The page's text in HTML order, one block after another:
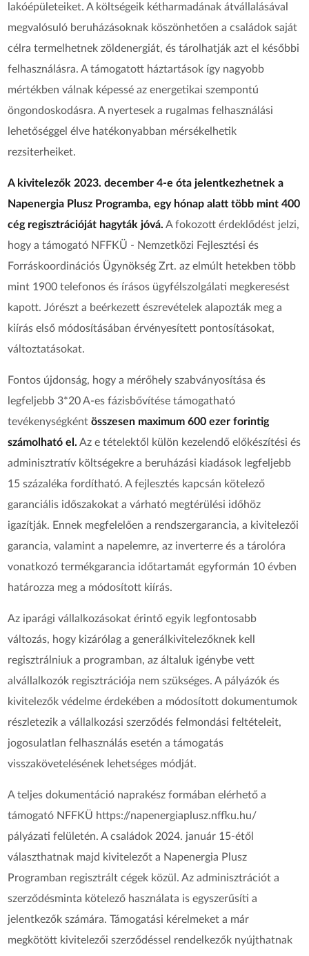
lakóépületeiket. A költségeik kétharmadának átvállalásával
megvalósuló beruházásoknak köszönhetően a családok saját
célra termelhetnek zöldenergiát, és tárolhatják azt el későbbi
felhasználásra. A támogatott háztartások így nagyobb
mértékben válnak képessé az energetikai szempontú
öngondoskodásra. A nyertesek a rugalmas felhasználási
lehetőséggel élve hatékonyabban mérsékelhetik
rezsiterheiket.
A kivitelezők 2023. december 4-e óta jelentkezhetnek a
Napenergia Plusz Programba, egy hónap alatt több mint 400
cég regisztrációját hagyták jóvá. A fokozott érdeklődést jelzi,
hogy a támogató NFFKÜ - Nemzetközi Fejlesztési és
Forráskoordinációs Ügynökség Zrt. az elmúlt hetekben több
mint 1900 telefonos és írásos ügyfélszolgálati megkeresést
kapott. Jórészt a beérkezett észrevételek alapozták meg a
kiírás első módosításában érvényesített pontosításokat,
változtatásokat.
Fontos újdonság, hogy a mérőhely szabványosítása és
legfeljebb 3*20 A-es fázisbővítése támogatható
tevékenységkéntösszesen maximum 600 ezer forintig
számolható el. Az e tételektől külön kezelendő előkészítési és
adminisztratív költségekre a beruházási kiadások legfeljebb
15 százaléka fordítható. A fejlesztés kapcsán kötelező
garanciális időszakokat a várható megtérülési időhöz
igazítják. Ennek megfelelően a rendszergarancia, a kivitelezői
garancia, valamint a napelemre, az inverterre és a tárolóra
vonatkozó termékgarancia időtartamát egyformán 10 évben
határozza meg a módosított kiírás.
Az iparági vállalkozásokat érintő egyik legfontosabb
változás, hogy kizárólag a generálkivitelezőknek kell
regisztrálniuk a programban, az általuk igénybe vett
alvállalkozók regisztrációja nem szükséges. A pályázók és
kivitelezők védelme érdekében a módosított dokumentumok
részletezik a vállalkozási szerződés felmondási feltételeit,
jogosulatlan felhasználás esetén a támogatás
visszakövetelésének lehetséges módját.
A teljes dokumentáció naprakész formában elérhető a
támogató NFFKÜ https://napenergiaplusz.nffku.hu/
pályázati felületén. A családok 2024. január 15-étől
választhatnak majd kivitelezőt a Napenergia Plusz
Programban regisztrált cégek közül. Az adminisztrációt a
szerződésminta kötelező használata is egyszerűsíti a
jelentkezők számára. Támogatási kérelmeket a már
megkötött kivitelezői szerződéssel rendelkezők nyújthatnak